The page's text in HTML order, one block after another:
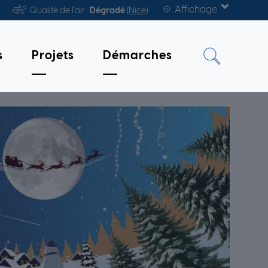
Qualité de l'air : Dégradé (Nice) Affichage
Projets Démarches
2 JANVIER 2026